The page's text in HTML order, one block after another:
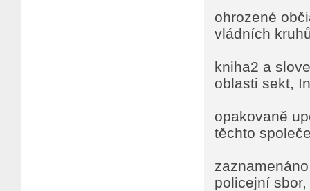
ohrozené
vládních
kniha2 a
oblasti sekt,
opakovaně
těchto
policejní